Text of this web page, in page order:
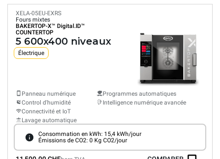
XELA-05EU-EXRS
Fours mixtes
BAKERTOP-X™ Digital.ID™
COUNTERTOP
5 600x400 niveaux
Électrique
Panneau numérique
Control d'humidité
Connectivité et IoT
Lavage automatique
Programmes automatiques
Intelligence numérique avancée
Consommation en kWh: 15,4 kWh/jour
Émissions de CO2: 0 Kg CO2/jour